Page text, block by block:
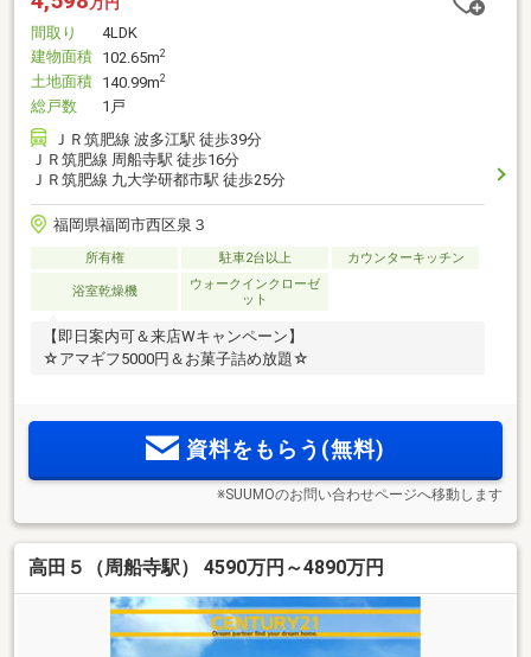
間取り
4LDK
建物面積 102.65m2
土地面積 140.99m2
総戸数
1戸
ＪＲ筑肥線 波多江駅 徒歩39分
ＪＲ筑肥線 周船寺駅 徒歩16分
ＪＲ筑肥線 九大学研都市駅 徒歩25分
福岡県福岡市西区泉３
所有権 駐車2台以上 カウンターキッチン
浴室乾燥機
ウォークインクローゼ
ット
【即日案内可＆来店Wキャンペーン】
☆アマギフ5000円＆お菓子詰め放題☆
資料をもらう(無料)
※SUUMOのお問い合わせページへ移動します
高田５（周船寺駅） 4590万円～4890万円